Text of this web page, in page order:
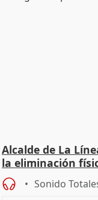
Alcalde de La
la eliminación
Sonido